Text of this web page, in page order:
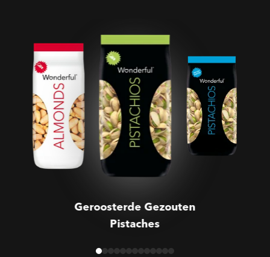
Geroosterde Gezouten
Pistaches
Geroosterde Gezouten
Pistaches